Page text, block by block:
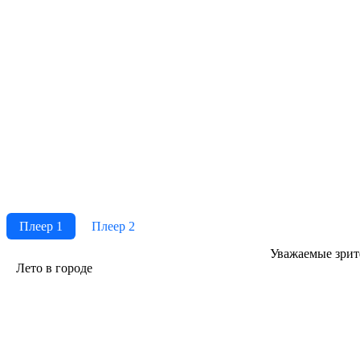
Плеер 1
Плеер 2
Ува­жае­мые
Лето в городе